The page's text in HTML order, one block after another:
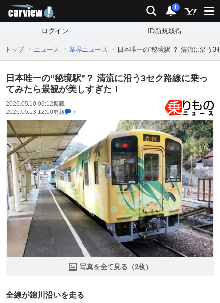
検索 通知
i
ログイン ID新規取得
トップ ニュース 業界ニュース 日本唯一の“秘境駅”？ 清流に沿う
日本唯一の“秘境駅”？ 清流に沿う3セク路線に乗っ
てみたら景観が美しすぎた！
2026.05.10 06:12掲載
2026.05.13 12:00更新 7
写真を全て見る（2枚）
全線が錦川沿いを走る